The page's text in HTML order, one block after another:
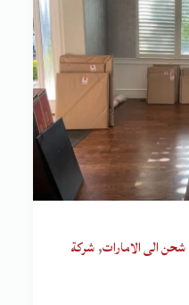
الى الامارات,شركة